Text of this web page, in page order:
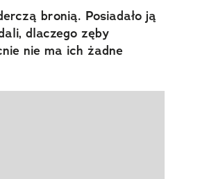
bronią. Posiadało ją
dlaczego zęby
nie ma ich żadne